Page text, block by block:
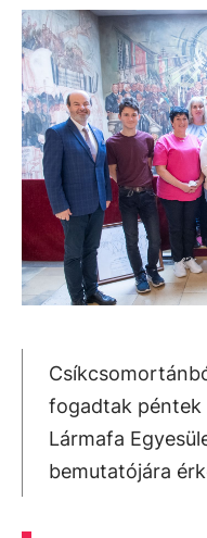
fogadtak péntek
Lármafa
bemutatójára